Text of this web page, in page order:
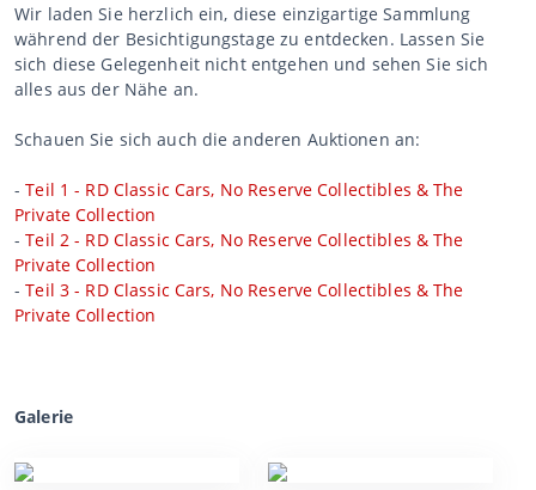
Wir laden Sie herzlich ein, diese einzigartige Sammlung
während der Besichtigungstage zu entdecken. Lassen Sie
sich diese Gelegenheit nicht entgehen und sehen Sie sich
alles aus der Nähe an.
Schauen Sie sich auch die anderen Auktionen an:
-Teil 1 - RD Classic Cars, No Reserve Collectibles & The
Private Collection
-Teil 2 - RD Classic Cars, No Reserve Collectibles & The
Private Collection
-Teil 3 - RD Classic Cars, No Reserve Collectibles & The
Private Collection
Galerie